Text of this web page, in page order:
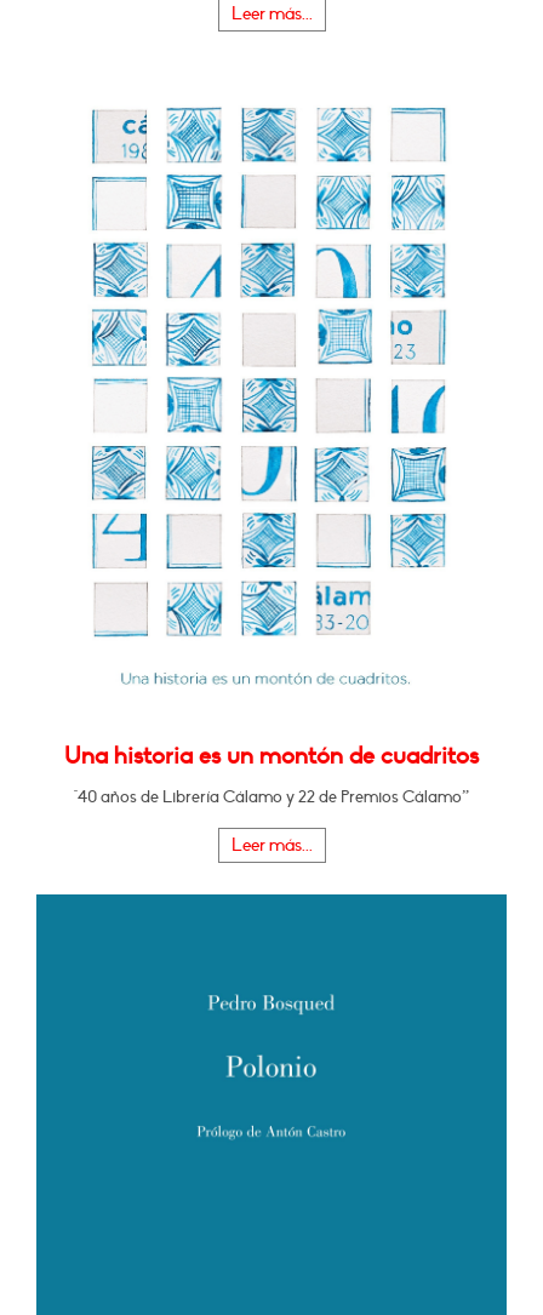
Leer más...
Una historia es un montón de cuadritos
"40 años de Librería Cálamo y 22 de Premios Cálamo”
Leer más...